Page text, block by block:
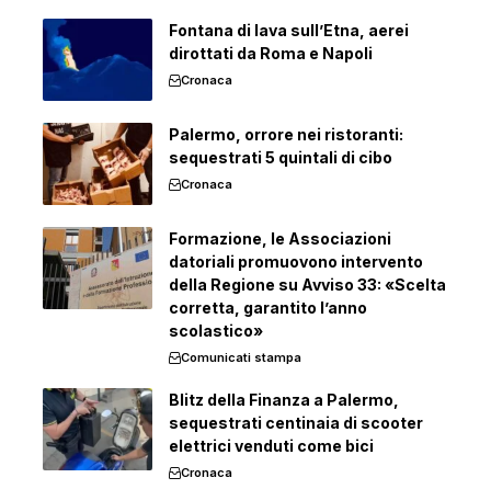
Fontana di lava sull’Etna, aerei
dirottati da Roma e Napoli
Cronaca
Palermo, orrore nei ristoranti:
sequestrati 5 quintali di cibo
Cronaca
Formazione, le Associazioni
datoriali promuovono intervento
della Regione su Avviso 33: «Scelta
corretta, garantito l’anno
scolastico»
Comunicati stampa
Blitz della Finanza a Palermo,
sequestrati centinaia di scooter
elettrici venduti come bici
Cronaca